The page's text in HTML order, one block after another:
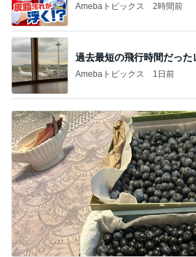
Amebaトピックス 2時間前
過去最短の飛行時間だった
Amebaトピックス 1日前